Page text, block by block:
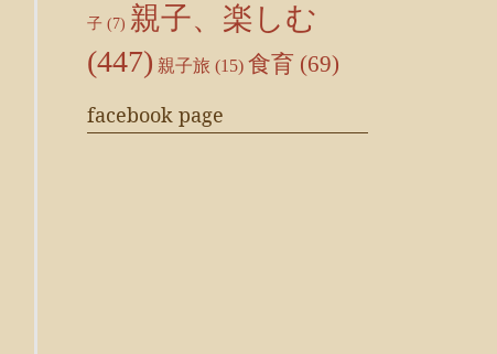
子 (7) 親子、楽しむ
(447) 親子旅 (15) 食育 (69)
facebook page